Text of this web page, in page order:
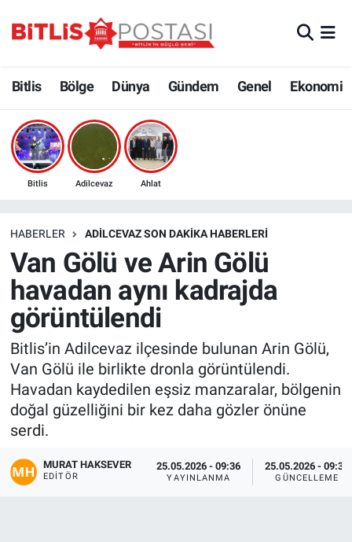
Bitlis Bölge Dünya Gündem Genel Ekonomi
Bitlis Adilcevaz Ahlat
HABERLER ADILCEVAZ SON DAKIKA HABERLERI
Van Gölü ve Arin Gölü
havadan aynı kadrajda
görüntülendi
Bitlis’in Adilcevaz ilçesinde bulunan Arin Gölü,
Van Gölü ile birlikte dronla görüntülendi.
Havadan kaydedilen eşsiz manzaralar, bölgenin
doğal güzelliğini bir kez daha gözler önüne
serdi.
MURAT HAKSEVER
EDITÖR
25.05.2026 - 09:36
YAYINLANMA
25.05.2026 - 09:36
GÜNCELLEME
Bölge
Çevre
Eğitim
Ekonomi
Genel
Gündem
Kültür-Sanat
Magazin
Bitlis Trafik Yoğunluk Haritası
Süper Lig Puan Durumu ve Fikstür
Son Dakika Haberleri
Haber Arşivi